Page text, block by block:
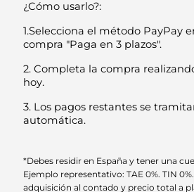
¿Cómo usarlo?:
1.Selecciona el método PayPay
compra "Paga en 3 plazos".
2. Completa la compra
hoy.
3. Los pagos restantes se
automática.
*Debes residir en España y tener una
Ejemplo representativo: TAE 0%. TIN
adquisición al contado y precio total a